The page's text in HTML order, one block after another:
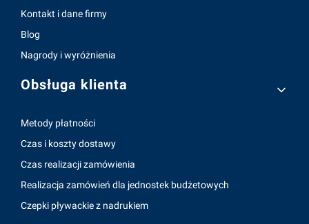
Kontakt i dane firmy
Blog
Nagrody i wyróżnienia
Obsługa klienta
Metody płatności
Czas i koszty dostawy
Czas realizacji zamówienia
Realizacja zamówień dla jednostek budżetowych
Czepki pływackie z nadrukiem